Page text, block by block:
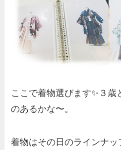
ここで着物選びます✨３歳
のあるかな〜。
着物はその日のラインナッ